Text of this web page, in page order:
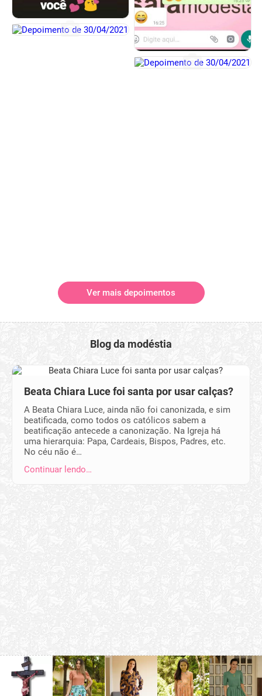
Ver mais depoimentos
Blog da modéstia
Beata Chiara Luce foi santa por usar calças?
A Beata Chiara Luce, ainda não foi canonizada, e sim
beatificada, como todos os católicos sabem a
beatificação antecede a canonização. Na Igreja há
uma hierarquia: Papa, Cardeais, Bispos, Padres, etc.
No céu não é…
Continuar lendo…